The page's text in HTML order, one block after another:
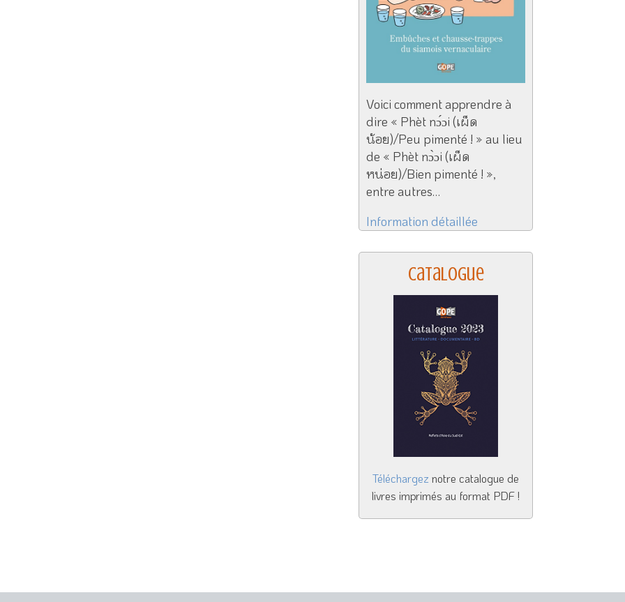
Voici comment apprendre à
dire « Phèt nɔ́ɔi (เผ็ด
น้อย)/Peu pimenté ! » au lieu
de « Phèt nɔ̀ɔi (เผ็ด
หน่อย)/Bien pimenté ! »,
entre autres…
Information détaillée
Catalogue
Téléchargez notre catalogue de
livres imprimés au format PDF !